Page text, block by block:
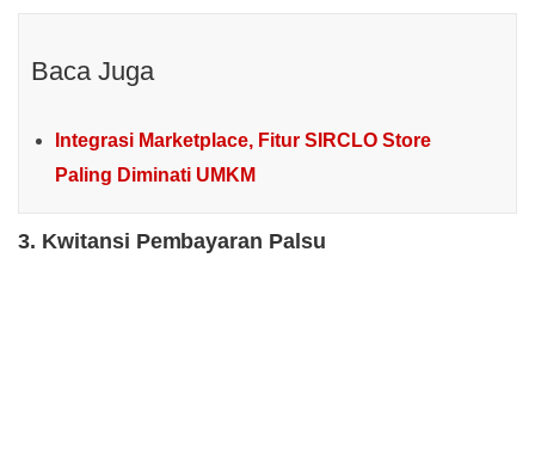
Baca Juga
Integrasi Marketplace, Fitur SIRCLO Store
Paling Diminati UMKM
3. Kwitansi Pembayaran Palsu